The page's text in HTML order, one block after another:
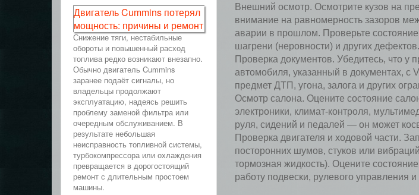
Внешний осмотр. Осмотрите кузов на
внимание на равномерность зазоров
аварии в прошлом. Проверьте
шагрени (неровности) и других
Проверка документов. Убедитесь, что у
автомобиля, указанный в документах,
предмет ДТП, угона, залога и других
Осмотр салона. Оцените состояние
электроники, климат-контроля,
руля, сидений и педалей — он может
Проверка двигателя и ходовой части.
посторонних шумов, стуков или
тормозная жидкость). Оцените
работу подвески, рулевого управления
Двигатель Cummins потерял
мощность: причины и ремонт
Снижение тяги, нестабильные
обороты и повышенный расход
топлива редко возникают внезапно.
Обычно двигатель Cummins
заранее подаёт сигналы, но
владельцы продолжают
эксплуатацию, надеясь решить
проблему заменой фильтра или
очередным обслуживанием. В
результате небольшая
неисправность топливной системы,
турбокомпрессора или охлаждения
превращается в дорогостоящий
ремонт с длительным простоем
машины.